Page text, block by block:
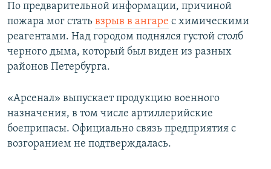
По предварительной информации, причиной
пожара мог стать взрыв в ангаре с химическими
реагентами. Над городом поднялся густой столб
черного дыма, который был виден из разных
районов Петербурга.
«Арсенал» выпускает продукцию военного
назначения, в том числе артиллерийские
боеприпасы. Официально связь предприятия с
возгоранием не подтверждалась.